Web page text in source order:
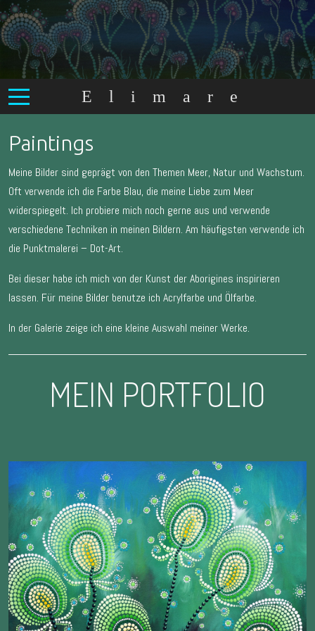
Elimare
Paintings
Meine Bilder sind geprägt von den Themen Meer, Natur und Wachstum.
Oft verwende ich die Farbe Blau, die meine Liebe zum Meer
widerspiegelt. Ich probiere mich noch gerne aus und verwende
verschiedene Techniken in meinen Bildern. Am häufigsten verwende ich
die Punktmalerei – Dot-Art.
Bei dieser habe ich mich von der Kunst der Aborigines inspirieren
lassen. Für meine Bilder benutze ich Acrylfarbe und Ölfarbe.
In der Galerie zeige ich eine kleine Auswahl meiner Werke.
MEIN PORTFOLIO